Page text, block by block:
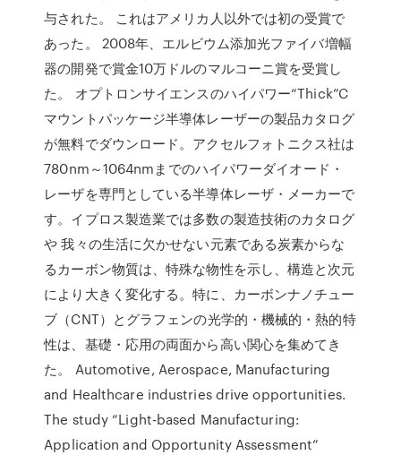
与された。 これはアメリカ人以外では初の受賞で
あった。 2008年、エルビウム添加光ファイバ増幅
器の開発で賞金10万ドルのマルコーニ賞を受賞し
た。 オプトロンサイエンスのハイパワー“Thick”C
マウントパッケージ半導体レーザーの製品カタログ
が無料でダウンロード。アクセルフォトニクス社は
780nm～1064nmまでのハイパワーダイオード・
レーザを専門としている半導体レーザ・メーカーで
す。イプロス製造業では多数の製造技術のカタログ
や 我々の生活に欠かせない元素である炭素からな
るカーボン物質は、特殊な物性を示し、構造と次元
により大きく変化する。特に、カーボンナノチュー
ブ（CNT）とグラフェンの光学的・機械的・熱的特
性は、基礎・応用の両面から高い関心を集めてき
た。 Automotive, Aerospace, Manufacturing
and Healthcare industries drive opportunities.
The study “Light-based Manufacturing:
Application and Opportunity Assessment”